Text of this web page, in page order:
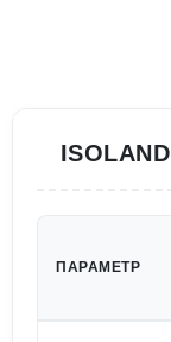
ПАРАМЕТР